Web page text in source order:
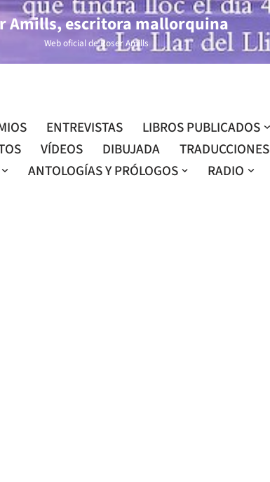
Amills, escritora mallorquina
Web oficial de Roser Amills
ENTREVISTAS
LIBROS PUBLICADOS
VÍDEOS DIBUJADA TRADUCCIONES
ANTOLOGÍAS Y PRÓLOGOS RADIO